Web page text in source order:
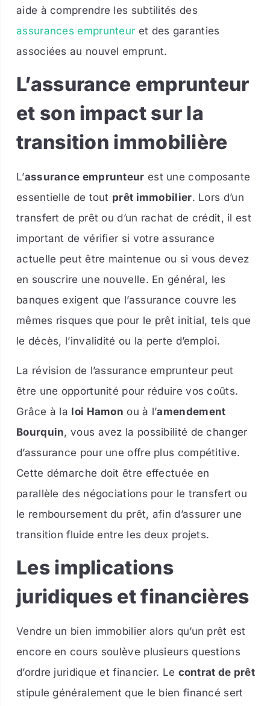
aide à comprendre les subtilités des
assurances emprunteur et des garanties
associées au nouvel emprunt.
L’assurance emprunteur
et son impact sur la
transition immobilière
L’assurance emprunteur est une composante
essentielle de tout prêt immobilier. Lors d’un
transfert de prêt ou d’un rachat de crédit, il est
important de vérifier si votre assurance
actuelle peut être maintenue ou si vous devez
en souscrire une nouvelle. En général, les
banques exigent que l’assurance couvre les
mêmes risques que pour le prêt initial, tels que
le décès, l’invalidité ou la perte d’emploi.
La révision de l’assurance emprunteur peut
être une opportunité pour réduire vos coûts.
Grâce à la loi Hamon ou à l’amendement
Bourquin, vous avez la possibilité de changer
d’assurance pour une offre plus compétitive.
Cette démarche doit être effectuée en
parallèle des négociations pour le transfert ou
le remboursement du prêt, afin d’assurer une
transition fluide entre les deux projets.
Les implications
juridiques et financières
Vendre un bien immobilier alors qu’un prêt est
encore en cours soulève plusieurs questions
d’ordre juridique et financier. Le contrat de prêt
stipule généralement que le bien financé sert